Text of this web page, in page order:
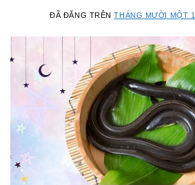
ĐÃ ĐĂNG TRÊNTHÁNG MƯỜI MỘT